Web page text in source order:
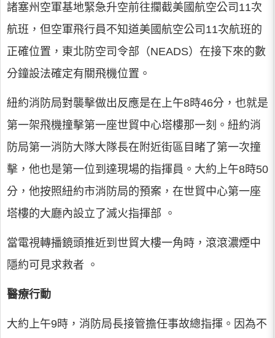
諸塞州空軍基地緊急升空前往攔截美國航空公司11次
航班，但空軍飛行員不知道美國航空公司11次航班的
正確位置，東北防空司令部（NEADS）在接下來的數
分鐘設法確定有關飛機位置。
紐約消防局對襲擊做出反應是在上午8時46分，也就是
第一架飛機撞擊第一座世貿中心塔樓那一刻。紐約消
防局第一消防大隊大隊長在附近街區目睹了第一次撞
擊，他也是第一位到達現場的指揮員。大約上午8時50
分，他按照紐約市消防局的預案，在世貿中心第一座
塔樓的大廳內設立了滅火指揮部 。
當電視轉播鏡頭推近到世貿大樓一角時，滾滾濃煙中
隱約可見求救者 。
醫療行動
大約上午9時，消防局長接管擔任事故總指揮。因為不